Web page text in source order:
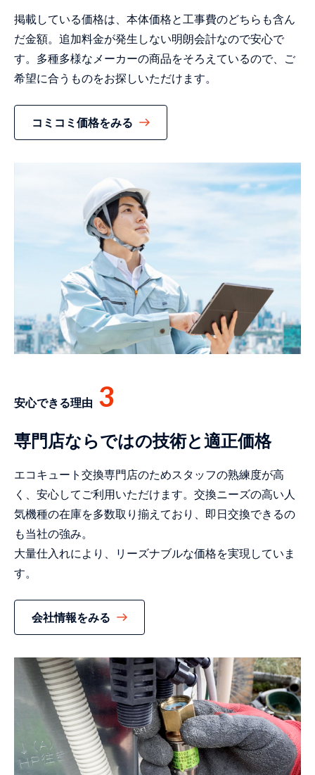
掲載している価格は、本体価格と工事費のどちらも含ん
だ金額。追加料金が発生しない明朗会計なので安心で
す。多種多様なメーカーの商品をそろえているので、ご
希望に合うものをお探しいただけます。
コミコミ価格をみる
安心できる理由 3
専門店ならではの技術と適正価格
エコキュート交換専門店のためスタッフの熟練度が高
く、安心してご利用いただけます。交換ニーズの高い人
気機種の在庫を多数取り揃えており、即日交換できるの
も当社の強み。
大量仕入れにより、リーズナブルな価格を実現していま
す。
会社情報をみる